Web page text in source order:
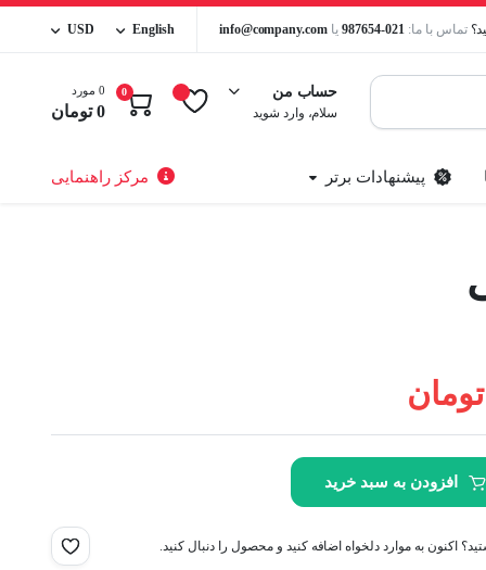
تماس با ما: 021-987654 یا info@company.com
English
USD
حساب من
سلام، وارد شوید
0 0 مورد
0 تومان
تمام عرض 5 ستون
تمام عرض 6 ستون
پیشنهادات برتر مرکز راهنمایی
تومان
افزودن به سبد خرید
اکنون به موارد دلخواه اضافه کنید و محصول را دنبال کنید.